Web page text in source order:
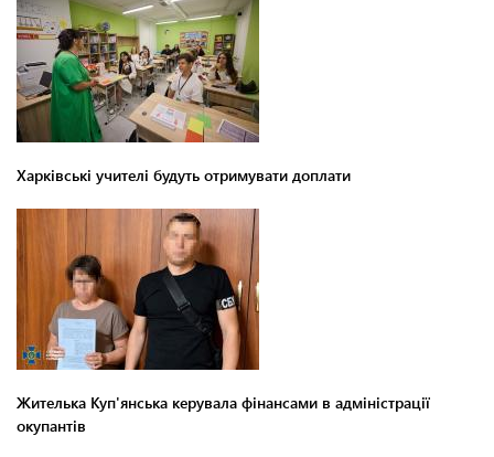
Харківські учителі будуть отримувати доплати
Жителька Куп'янська керувала фінансами в адміністрації
окупантів